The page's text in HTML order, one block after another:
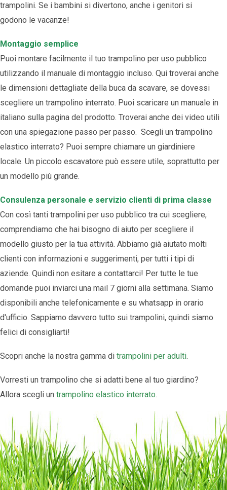
trampolini. Se i bambini si divertono, anche i genitori si
godono le vacanze!
Montaggio semplice
Puoi montare facilmente il tuo trampolino per uso pubblico
utilizzando il manuale di montaggio incluso. Qui troverai anche
le dimensioni dettagliate della buca da scavare, se dovessi
scegliere un trampolino interrato. Puoi scaricare un manuale in
italiano sulla pagina del prodotto. Troverai anche dei video utili
con una spiegazione passo per passo. Scegli un trampolino
elastico interrato? Puoi sempre chiamare un giardiniere
locale. Un piccolo escavatore può essere utile, soprattutto per
un modello più grande.
Consulenza personale e servizio clienti di prima classe
Con così tanti trampolini per uso pubblico tra cui scegliere,
comprendiamo che hai bisogno di aiuto per scegliere il
modello giusto per la tua attività. Abbiamo già aiutato molti
clienti con informazioni e suggerimenti, per tutti i tipi di
aziende. Quindi non esitare a contattarci! Per tutte le tue
domande puoi inviarci una mail 7 giorni alla settimana. Siamo
disponibili anche telefonicamente e su whatsapp in orario
d'ufficio. Sappiamo davvero tutto sui trampolini, quindi siamo
felici di consigliarti!
Scopri anche la nostra gamma di trampolini per adulti.
Vorresti un trampolino che si adatti bene al tuo giardino?
Allora scegli un trampolino elastico interrato.